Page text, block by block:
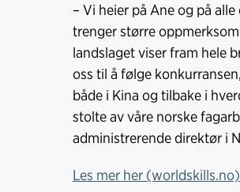
– Vi heier på Ane og på
trenger større
landslaget viser fram hele
oss til å følge
både i Kina og tilbake i
stolte av våre norske
administrerende direktør i
Les mer her (worldskills.no)